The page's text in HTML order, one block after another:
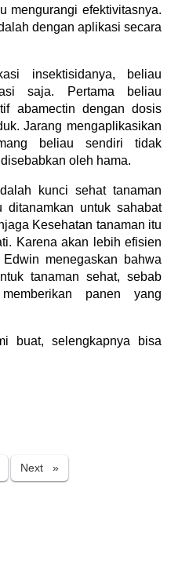
mengurangi efektivitasnya.
dengan aplikasi secara
insektisidanya, beliau
saja. Pertama beliau
abamectin dengan dosis
Jarang mengaplikasikan
beliau sendiri tidak
oleh hama.
kunci sehat tanaman
untuk sahabat
Kesehatan tanaman itu
Karena akan lebih efisien
menegaskan bahwa
tanaman sehat, sebab
panen yang
buat, selengkapnya bisa
Next »Next